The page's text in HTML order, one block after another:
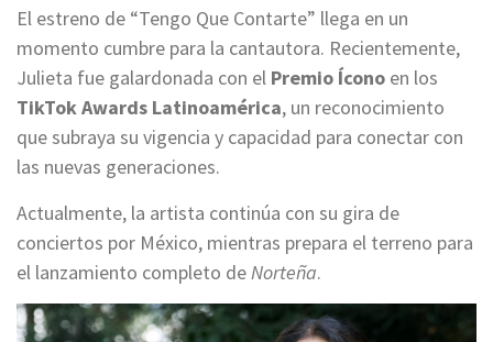
El estreno de “Tengo Que Contarte” llega en un
momento cumbre para la cantautora. Recientemente,
Julieta fue galardonada con el Premio Ícono en los
TikTok Awards Latinoamérica, un reconocimiento
que subraya su vigencia y capacidad para conectar con
las nuevas generaciones.
Actualmente, la artista continúa con su gira de
conciertos por México, mientras prepara el terreno para
el lanzamiento completo deNorteña.